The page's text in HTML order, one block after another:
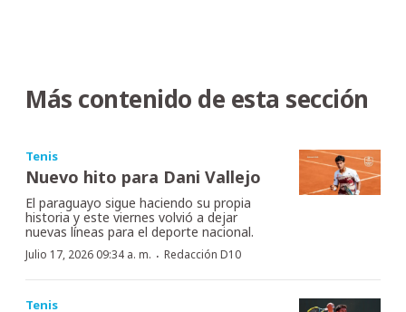
Más contenido de esta sección
Tenis
Nuevo hito para Dani Vallejo
El paraguayo sigue haciendo su propia
historia y este viernes volvió a dejar
nuevas líneas para el deporte nacional.
Julio 17, 2026 09:34 a. m. · Redacción D10
Tenis